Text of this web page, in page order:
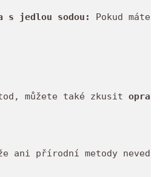
s jedlou sodou: Pokud
můžete také zkusit
ani přírodní metody